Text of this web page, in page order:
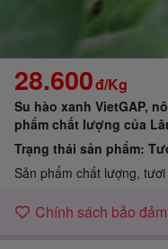
Những
28.600đ/Kg
Su hào xanh VietGAP,
phẩm chất lượng của
Trạng thái sản phẩm:
Sản phẩm chất lượng,
Chính sách bảo